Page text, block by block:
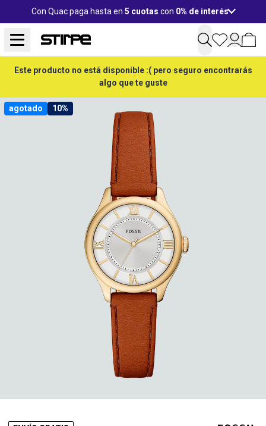
Con Quac paga hasta en 5 cuotas con 0% de interés
Este producto no está disponible :( pero seguro encontrarás
algo que te guste
agotado 10%